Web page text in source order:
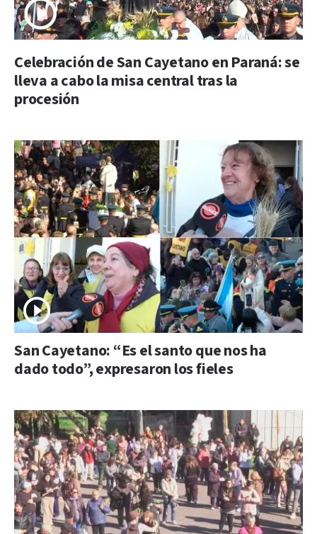
Celebración de San Cayetano en Paraná: se
lleva a cabo la misa central tras la
procesión
San Cayetano: “Es el santo que nos ha
dado todo”, expresaron los fieles